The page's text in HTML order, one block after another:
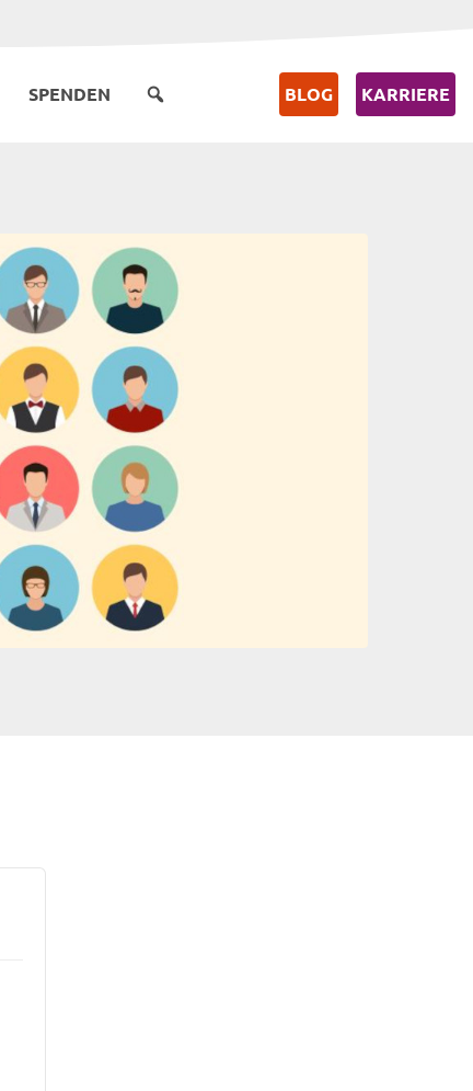
SPENDEN KARRIERE
BLOG